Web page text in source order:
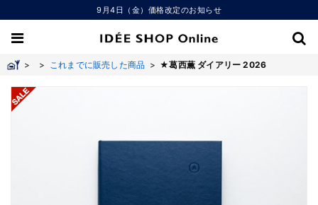
9月4日（金）価格改定のお知らせ
> > これまでに販売した商品 > ★葛西薫 ダイアリー 2026